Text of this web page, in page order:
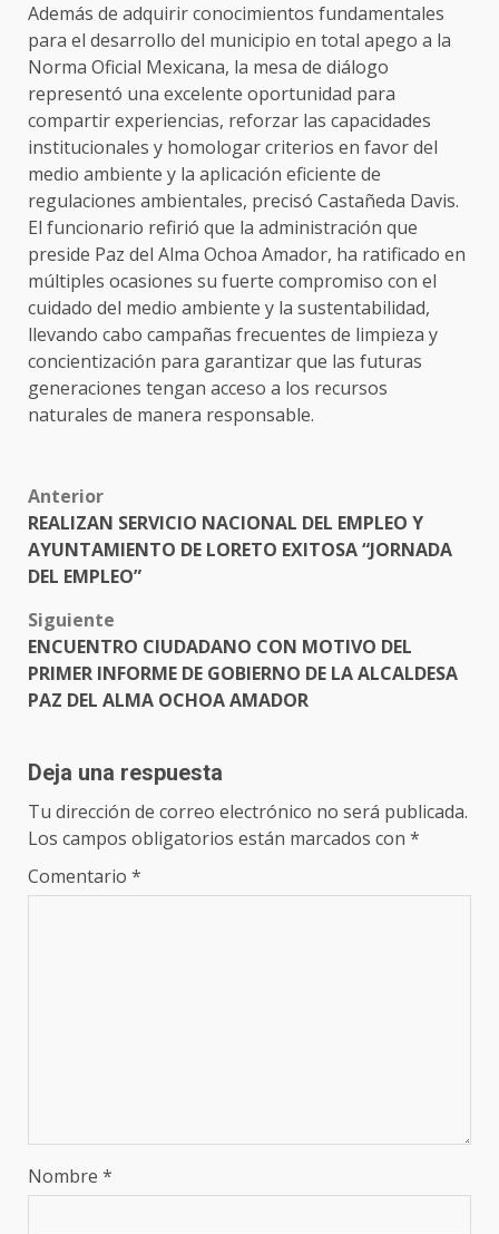
Además de adquirir conocimientos fundamentales
para el desarrollo del municipio en total apego a la
Norma Oficial Mexicana, la mesa de diálogo
representó una excelente oportunidad para
compartir experiencias, reforzar las capacidades
institucionales y homologar criterios en favor del
medio ambiente y la aplicación eficiente de
regulaciones ambientales, precisó Castañeda Davis.
El funcionario refirió que la administración que
preside Paz del Alma Ochoa Amador, ha ratificado en
múltiples ocasiones su fuerte compromiso con el
cuidado del medio ambiente y la sustentabilidad,
llevando cabo campañas frecuentes de limpieza y
concientización para garantizar que las futuras
generaciones tengan acceso a los recursos
naturales de manera responsable.
Post
navigation
Anterior
REALIZAN SERVICIO NACIONAL DEL EMPLEO Y
AYUNTAMIENTO DE LORETO EXITOSA “JORNADA
DEL EMPLEO”
Siguiente
ENCUENTRO CIUDADANO CON MOTIVO DEL
PRIMER INFORME DE GOBIERNO DE LA ALCALDESA
PAZ DEL ALMA OCHOA AMADOR
Deja una respuesta
Tu dirección de correo electrónico no será publicada.
Los campos obligatorios están marcados con *
Comentario *
Nombre *